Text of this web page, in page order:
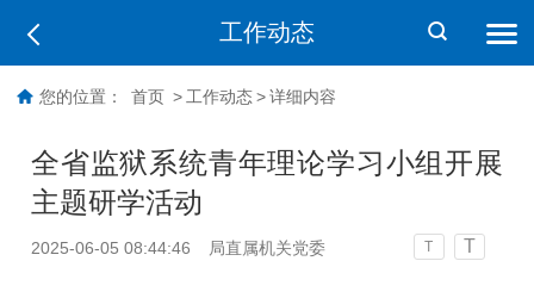
工作动态
您的位置： 首页 > 工作动态 > 详细内容
全省监狱系统青年理论学习小组开展
主题研学活动
2025-06-05 08:44:46 局直属机关党委 T T